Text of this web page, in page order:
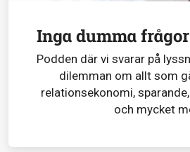
Inga dumma
Podden där vi svarar på
dilemman om allt som
relationsekonomi,
och mycket